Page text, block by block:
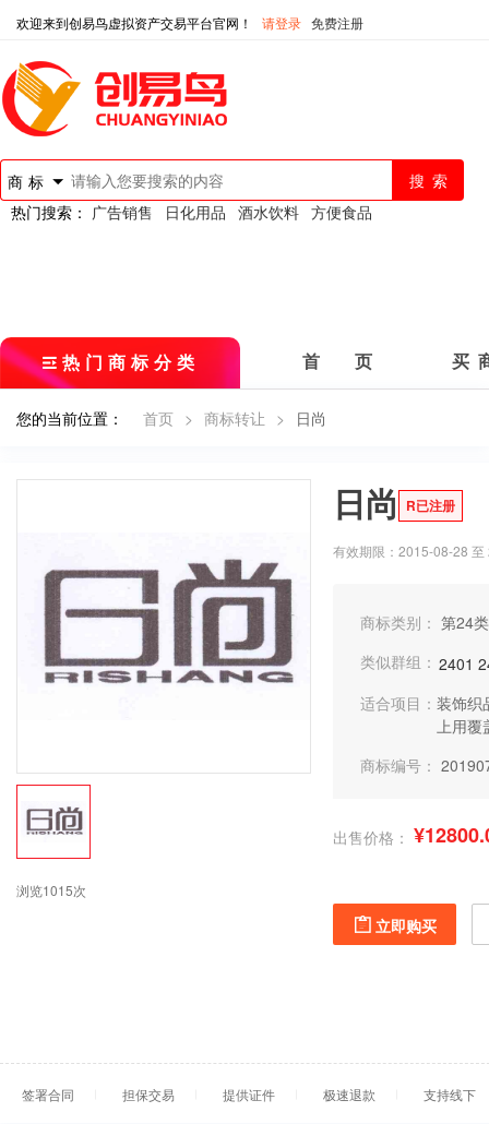
欢迎来到创易鸟虚拟资产交易平台官网！ 请登录 免费注册
商标
热门搜索： 广告销售 日化用品 酒水饮料 方便食品
热门商标分类 首 页 买
您的当前位置： 首页 > 商标转让 > 日尚
浏览1015次
日尚 R已注册
有效期限：2015-08-28
商标类别： 第24
类似群组： 2401
适合项目： 装饰织
上用覆
商标编号：
出售价格：
立即购买
签署合同 担保交易 提供证件 极速退款 支持线下